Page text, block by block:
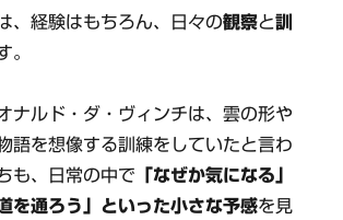
、経験はもちろん、日々の観察と訓
。
ナルド・ダ・ヴィンチは、雲の形や
語を想像する訓練をしていたと言わ
も、日常の中で 「なぜか気になる」
を通ろう」といった小さな予感を見